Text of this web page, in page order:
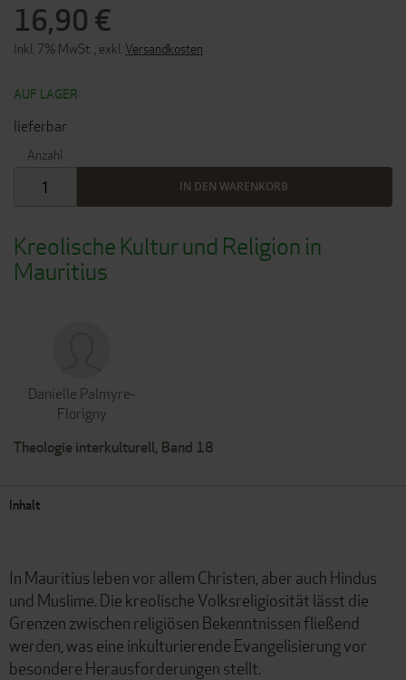
Kreolische Kultur und Religion in
Mauritius
Danielle Palmyre-
Florigny
Theologie interkulturell, Band 18
16,90 €
Inkl. 7% MwSt. exkl. Versandkosten
AUF LAGER
lieferbar
Anzahl
IN DEN WARENKORB
Inhalt
In Mauritius leben vor allem Christen, aber auch Hindus
und Muslime. Die kreolische Volksreligiosität lässt die
Grenzen zwischen religiösen Bekenntnissen fließend
werden, was eine inkulturierende Evangelisierung vor
besondere Herausforderungen stellt.